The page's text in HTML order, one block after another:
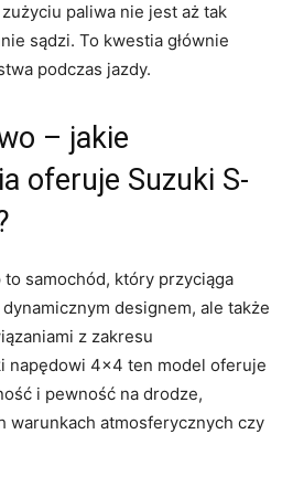
paliwa nie jest aż tak
sądzi. To kwestia głównie
podczas jazdy.
– jakie
oferuje Suzuki S-
samochód, który przyciąga⁣
designem, ale także
​z zakresu
napędowi 4×4 ten model oferuje
i pewność na drodze,
warunkach atmosferycznych czy